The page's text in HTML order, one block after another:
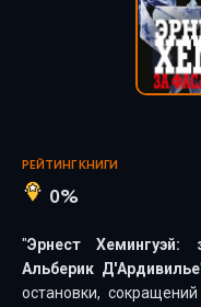
РЕЙТИНГ КНИГИ
0%
"Эрнест
Альберик Д'Ардивилье
остановки,